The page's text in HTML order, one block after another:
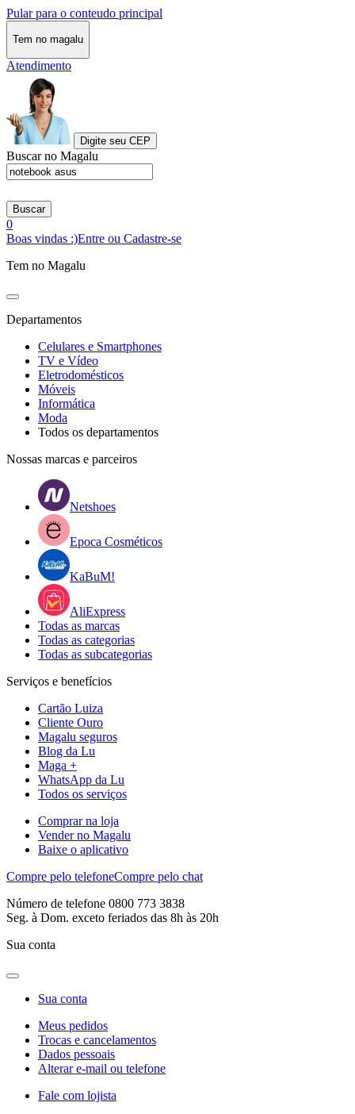
Pular para o conteudo principal
Tem no magalu
Atendimento
Digite seu CEP
Buscar no Magalu
Buscar
0
Boas vindas :)Entre ou Cadastre-se
Tem no Magalu
Departamentos
Celulares e Smartphones
TV e Vídeo
Eletrodomésticos
Móveis
Informática
Moda
Todos os departamentos
Nossas marcas e parceiros
Netshoes
Epoca Cosméticos
KaBuM!
AliExpress
Todas as marcas
Todas as categorias
Todas as subcategorias
Serviços e benefícios
Cartão Luiza
Cliente Ouro
Magalu seguros
Blog da Lu
Maga +
WhatsApp da Lu
Todos os serviços
Comprar na loja
Vender no Magalu
Baixe o aplicativo
Compre pelo telefoneCompre pelo chat
Número de telefone 0800 773 3838
Seg. à Dom. exceto feriados das 8h às 20h
Sua conta
Sua conta
Meus pedidos
Trocas e cancelamentos
Dados pessoais
Alterar e-mail ou telefone
Fale com lojista